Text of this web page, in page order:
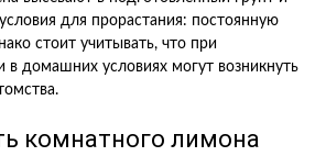
для прорастания: постоянную
стоит учитывать, что при
домашних условиях могут возникнуть
комнатного лимона